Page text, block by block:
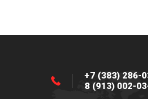
+7 (383) 286-
8 (913) 002-